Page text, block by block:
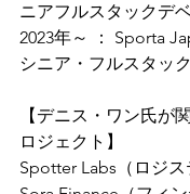
ニアフルスタックデ
2023年～ ： Sporta
シニア・フルスタッ
【デニス・ワン氏が
ロジェクト】
Spotter Labs（ロジス